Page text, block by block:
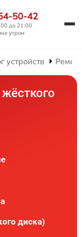
50-42
до 21:00
утром
устройств
диска)